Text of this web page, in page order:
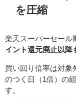
を圧縮
楽天スーパーセール
イント還元廃止以降
買い回り倍率は対象
のつく日（1倍）の
す。